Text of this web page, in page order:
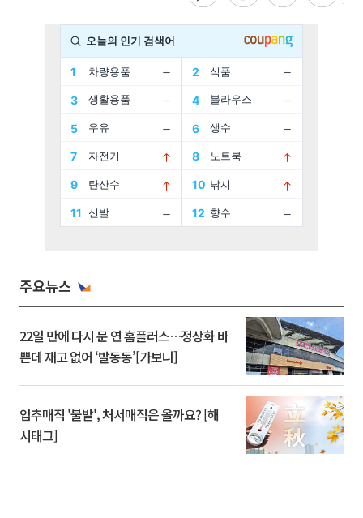
주요뉴스
22일 만에 다시 문 연 홈플러스…정상화 바
쁜데 재고 없어 ‘발동동’[가보니]
입추매직 '불발', 처서매직은 올까요? [해
시태그]